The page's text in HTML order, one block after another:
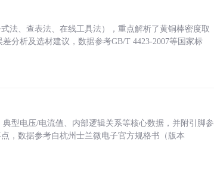
法、查表法、在线工具法），重点解析了黄铜棒密度取
分析及选材建议，数据参考GB/T 4423-2007等国家标
型电压/电流值、内部逻辑关系等核心数据，并附引脚参
，数据参考自杭州士兰微电子官方规格书（版本